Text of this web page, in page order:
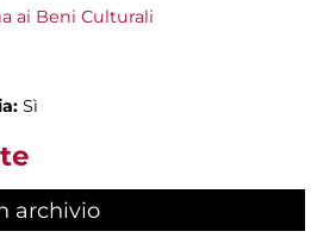
ai Beni Culturali
Sì
archivio